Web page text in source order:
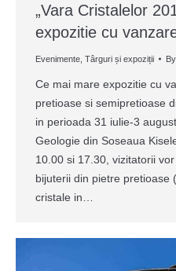
„Vara Cristalelor
expozitie cu
Evenimente Târguri și expoziții By
Ce mai mare expozitie cu
pretioase si semipretioase
in perioada 31 iulie-3
Geologie din Soseaua
10.00 si 17.30, vizitatorii
bijuterii din pietre pretioase
cristale in…